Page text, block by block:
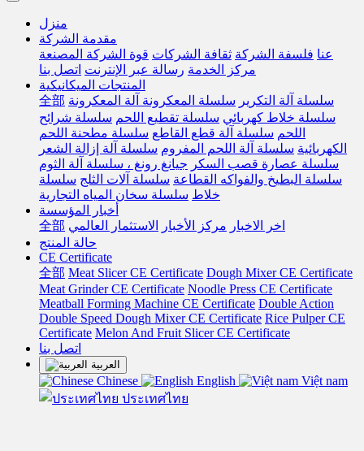
منزل
مقدمة الشركة
عنا فلسفة الشركة ثقافة الشركات قوة الشركة المصنعة
مركز الخدمة رسالة عبر الإنترنت اتصل بنا
المنتجات الميكانيكية
全部
سلسلة آلة التكرير سلسلة المعكرونة آلة المعكرونة
سلسلة خلاط كهربائي سلسلة تقطيع اللحم سلسلة شرائح
اللحم سلسلة آلة قطع القاطع سلسلة مطحنة اللحم
الكهربائية سلسلة آلة اللحم المفروم سلسلة آلة إزالة الشعر
سلسلة عصارة قصب السكر جيانغ رونغ ، سلسلة آلة الثوم
سلسلة البطيخ والفواكه القطاعة سلسلة آلات الثلج سلسلة
خلاط سلسلة سخان المياه التجارية
أخبار المؤسسة
全部
اخر الاخبار مركز الأخبار
الاستثمار العالمي
حالة المنتج
CE Certificate
全部 Meat Slicer CE Certificate Dough Mixer CE Certificate
Meat Grinder CE Certificate Noodle Press CE Certificate
Meatball Forming Machine CE Certificate Double Action
Double Speed Dough Mixer CE Certificate Rice Pulper CE
Certificate Melon And Fruit Slicer CE Certificate
اتصل بنا
العربية
Chinese English
Việt nam
ประเทศไทย